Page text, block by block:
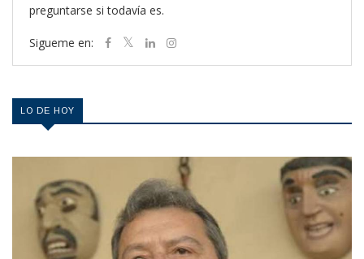
preguntarse si todavía es.
Sigueme en:
LO DE HOY